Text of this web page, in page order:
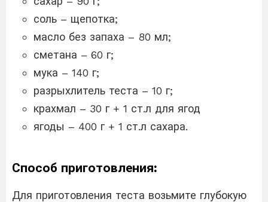
соль – щепотка;
масло без запаха – 80 мл;
сметана – 60 г;
мука – 140 г;
разрыхлитель теста – 10 г;
крахмал – 30 г + 1 ст.л для ягод
ягоды – 400 г + 1 ст.л сахара.
Способ приготовления:
Для приготовления теста возьмите глубокую